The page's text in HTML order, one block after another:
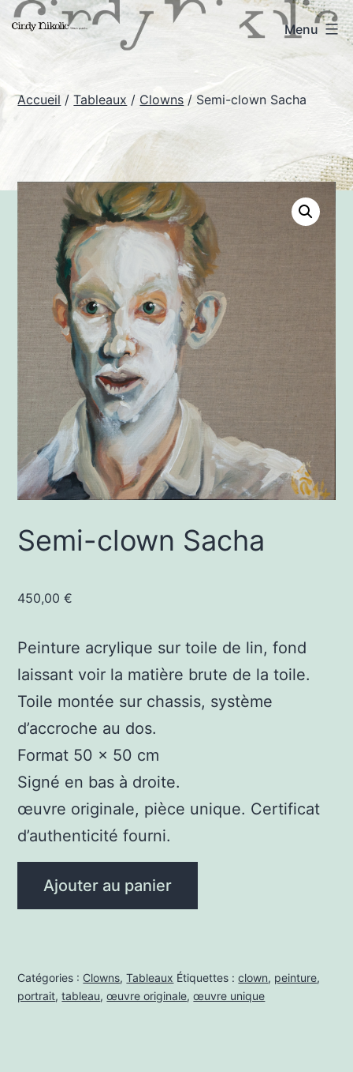
Aller
contenu
Cindy
Nikolic
Art
Menu
Accueil /Tableaux / Clowns / Semi-clown Sacha
Semi-clown Sacha
450,00€
Peinture acrylique sur toile de lin, fond
laissant voir la matière brute de la toile.
Toile montée sur chassis, système
d’accroche au dos.
Format 50 x 50 cm
Signé en bas à droite.
œuvre originale, pièce unique. Certificat
d’authenticité fourni.
Ajouter au panier
Catégories : Clowns,Tableaux Étiquettes :clown, peinture,
portrait,tableau,œuvre originale,œuvre unique